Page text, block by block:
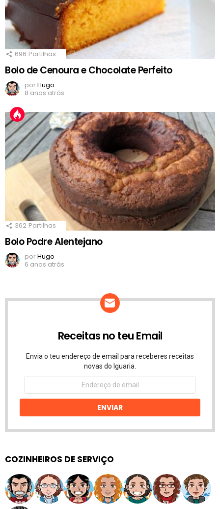
696 Partilhas
Bolo de Cenoura e Chocolate Perfeito
porHugo
8 anos atrás
362 Partilhas
Bolo Podre Alentejano
porHugo
6 anos atrás
Receitas no teu Email
Envia o teu endereço de email para receberes receitas
novas do Iguaria.
Endereço
email
ENVIAR
COZINHEIROS DE SERVIÇO